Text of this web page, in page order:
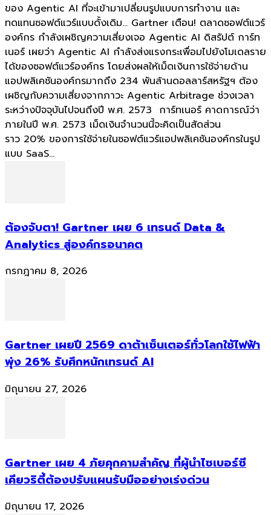
ของ Agentic AI ที่จะเข้ามาเปลี่ยนรูปแบบการทำงาน และ
ทดแทนซอฟต์แวร์แบบดั้งเดิม... Gartner เตือน! ตลาดซอฟต์แวร์
องค์กร กำลังเผชิญความเสี่ยงเจอ Agentic AI ดิสรัปต์ การ์ท
เนอร์ เผยว่า Agentic AI กำลังส่งแรงกระเพื่อมไปยังโมเดลราย
ได้ของซอฟต์แวร์องค์กร โดยส่งผลให้เม็ดเงินการใช้จ่ายด้าน
แอปพลิเคชันองค์กรมากถึง 234 พันล้านดอลลาร์สหรัฐฯ ต้อง
เผชิญกับความเสี่ยงจากภาวะ Agentic Arbitrage ช่วงเวลา
ระหว่างปัจจุบันไปจนถึงปี พ.ศ. 2573 การ์ทเนอร์ คาดการณ์ว่า
ภายในปี พ.ศ. 2573 เม็ดเงินจำนวนนี้จะคิดเป็นสัดส่วน
ราว 20% ของการใช้จ่ายในซอฟต์แวร์แอปพลิเคชันองค์กรในรูป
แบบ SaaS...
ต้องจับตา! Gartner เผย 6 เทรนด์ Data &
Analytics สู่องค์กรอนาคต
กรกฎาคม 8, 2026
Gartner เผยปี 2569 ดาต้าเซ็นเตอร์ทั่วโลกใช้ไฟฟ้า
พุ่ง 26% รับศึกหนักเทรนด์ AI
มิถุนายน 27, 2026
Gartner เผย 4 ภัยคุกคามสำคัญ ที่ผู้นำไซเบอร์ซี
เคียวริตี้ต้องปรับแผนรับมืออย่างเร่งด่วน
มิถุนายน 17, 2026